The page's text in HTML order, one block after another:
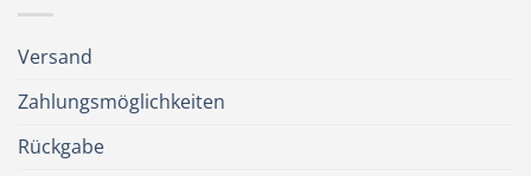
Versand
Zahlungsmöglichkeiten
Rückgabe